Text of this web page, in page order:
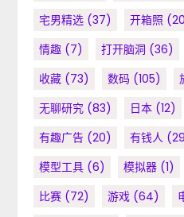
宅男精选 (37) 开箱照
情趣 (7) 打开脑洞 (36)
收藏 (73) 数码 (105)
无聊研究 (83) 日本 (12)
有趣广告 (20) 有钱人
模型工具 (6) 模拟器 (1)
比赛 (72) 游戏 (64)